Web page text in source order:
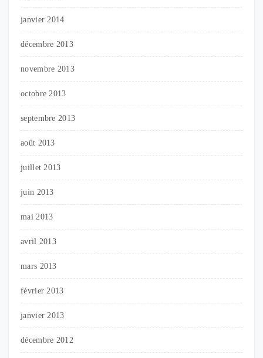
janvier 2014
décembre 2013
novembre 2013
octobre 2013
septembre 2013
août 2013
juillet 2013
juin 2013
mai 2013
avril 2013
mars 2013
février 2013
janvier 2013
décembre 2012